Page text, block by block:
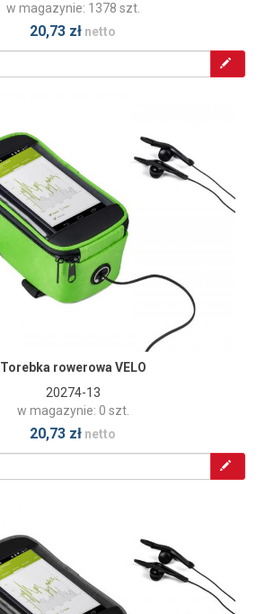
w magazynie: 1378 szt.
20,73 zł netto
Torebka rowerowa VELO
20274-13
w magazynie: 0 szt.
20,73 zł netto